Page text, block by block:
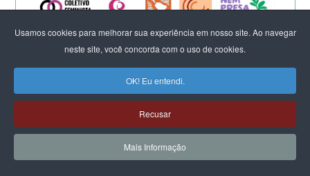
Usamos cookies para melhorar sua experiência em nosso site. Ao navegar
neste site, você concorda com o uso de cookies.
OK! Eu entendi.
Recusar
Mais Informação
Eleição de Erika Hilton para
presidente da Comissão da